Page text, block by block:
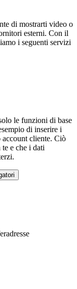
di mostrarti video o
esterni. Con il
i seguenti servizi
le funzioni di base
di inserire i
account cliente. Ciò
e che i dati